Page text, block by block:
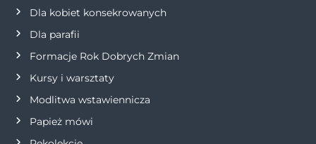
w
p
i
s
Dla kobiet konsekrowanych
Dla parafii
Formacje Rok Dobrych Zmian
Kursy i warsztaty
Modlitwa wstawiennicza
Papież mówi